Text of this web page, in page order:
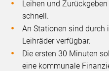
Leihen und
schnell.
An Stationen sind durch
Leihräder verfügbar.
Die ersten 30 Minuten
eine kommunale